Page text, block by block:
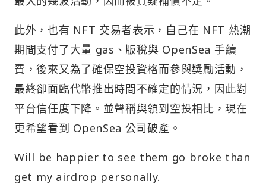
此外，也有 NFT 交易者表示，自己在 NFT 熱潮
期間支付了大量 gas、版稅與 OpenSea 手續
費，後來又為了確保空投資格而參與獎勵活動，
最終卻面臨代幣推出時間不確定的情況，因此對
平台信任度下降。並聲稱與領到空投相比，現在
更希望看到 OpenSea 公司破產。
Will be happier to see them go broke than
get my airdrop personally.